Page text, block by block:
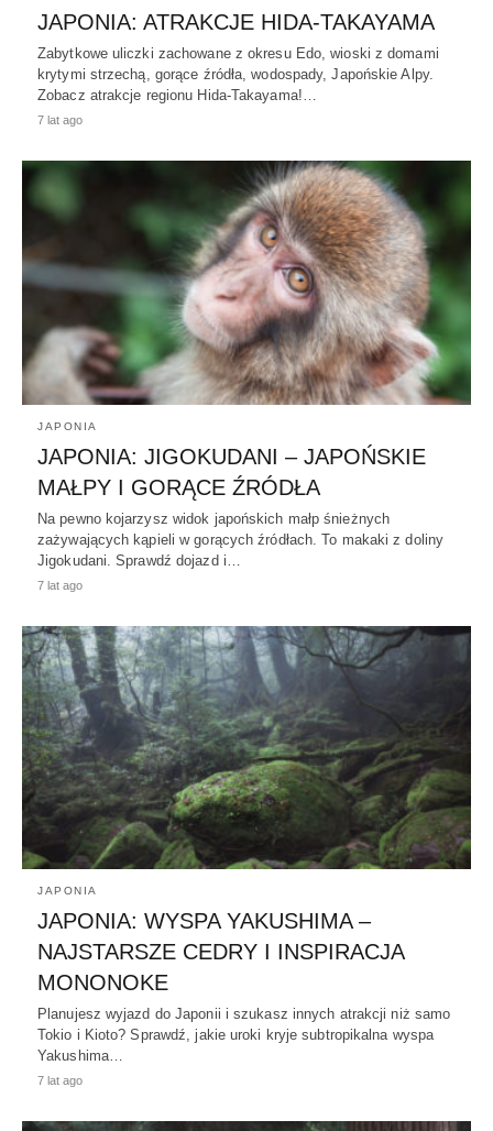
JAPONIA: ATRAKCJE HIDA-TAKAYAMA
Zabytkowe uliczki zachowane z okresu Edo, wioski z domami
krytymi strzechą, gorące źródła, wodospady, Japońskie Alpy.
Zobacz atrakcje regionu Hida-Takayama!…
7 lat ago
JAPONIA
JAPONIA: JIGOKUDANI – JAPOŃSKIE
MAŁPY I GORĄCE ŹRÓDŁA
Na pewno kojarzysz widok japońskich małp śnieżnych
zażywających kąpieli w gorących źródłach. To makaki z doliny
Jigokudani. Sprawdź dojazd i…
7 lat ago
JAPONIA
JAPONIA: WYSPA YAKUSHIMA –
NAJSTARSZE CEDRY I INSPIRACJA
MONONOKE
Planujesz wyjazd do Japonii i szukasz innych atrakcji niż samo
Tokio i Kioto? Sprawdź, jakie uroki kryje subtropikalna wyspa
Yakushima…
7 lat ago